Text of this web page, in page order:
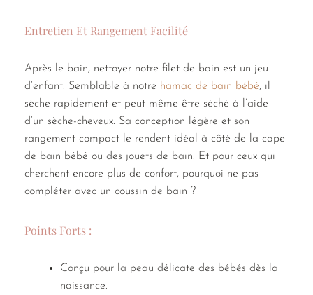
Entretien Et Rangement Facilité
Après le bain, nettoyer notre filet de bain est un jeu
d’enfant. Semblable à notre hamac de bain bébé, il
sèche rapidement et peut même être séché à l’aide
d’un sèche-cheveux. Sa conception légère et son
rangement compact le rendent idéal à côté de la cape
de bain bébé ou des jouets de bain. Et pour ceux qui
cherchent encore plus de confort, pourquoi ne pas
compléter avec un coussin de bain ?
Points Forts :
Conçu pour la peau délicate des bébés dès la
naissance.